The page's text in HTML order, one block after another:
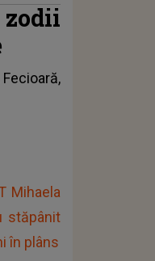
zodii
Mihaela
stăpânit
în plâns